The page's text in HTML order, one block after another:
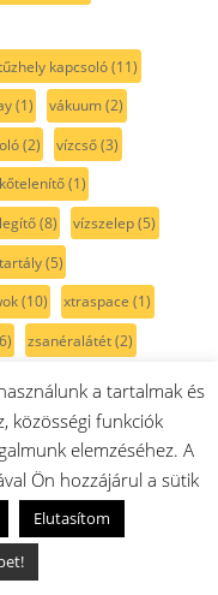
kapcsoló(11)
(1) vákuum(2)
(2) vízcső(3)
(1)
(8) vízszelep(5)
(5)
(10) xtraspace (1)
zsanéralátét(2)
zsanértartó
(2)
(6)
láb(7) áramlás(1)
égőház(9)
érzékelő(3)
a tartalmak és
közösségi funkciók
elemzéséhez. A
Ön hozzájárul a sütik
Elutasítom